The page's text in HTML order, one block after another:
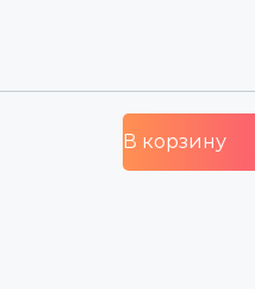
В корзину